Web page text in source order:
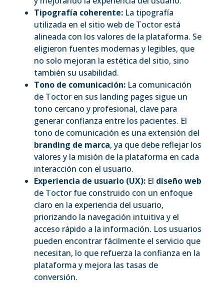
Tipografía coherente: La tipografía
utilizada en el sitio web de Toctor está
alineada con los valores de la plataforma. Se
eligieron fuentes modernas y legibles, que
no solo mejoran la estética del sitio, sino
también su usabilidad.
Tono de comunicación: La comunicación
de Toctor en sus landing pages sigue un
tono cercano y profesional, clave para
generar confianza entre los pacientes. El
tono de comunicación es una extensión del
branding de marca, ya que debe reflejar los
valores y la misión de la plataforma en cada
interacción con el usuario.
Experiencia de usuario (UX): El diseño web
de Toctor fue construido con un enfoque
claro en la experiencia del usuario,
priorizando la navegación intuitiva y el
acceso rápido a la información. Los usuarios
pueden encontrar fácilmente el servicio que
necesitan, lo que refuerza la confianza en la
plataforma y mejora las tasas de
conversión.